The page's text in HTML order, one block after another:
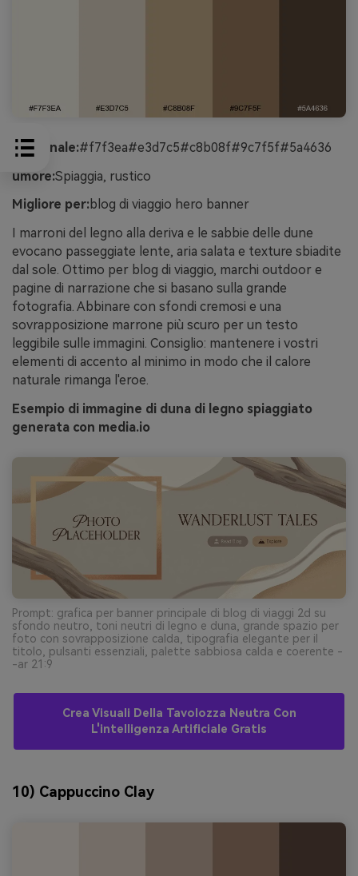
esagonale:#f7f3ea#e3d7c5#c8b08f#9c7f5f#5a4636
umore:Spiaggia, rustico
Migliore per:blog di viaggio hero banner
I marroni del legno alla deriva e le sabbie delle dune
evocano passeggiate lente, aria salata e texture sbiadite
dal sole. Ottimo per blog di viaggio, marchi outdoor e
pagine di narrazione che si basano sulla grande
fotografia. Abbinare con sfondi cremosi e una
sovrapposizione marrone più scuro per un testo
leggibile sulle immagini. Consiglio: mantenere i vostri
elementi di accento al minimo in modo che il calore
naturale rimanga l'eroe.
Esempio di immagine di duna di legno spiaggiato
generata con media.io
Prompt: grafica per banner principale di blog di viaggi 2d su
sfondo neutro, toni neutri di legno e duna, grande spazio per
foto con sovrapposizione calda, tipografia elegante per il
titolo, pulsanti essenziali, palette sabbiosa calda e coerente -
-ar 21:9
Crea Visuali Della Tavolozza Neutra Con
L'intelligenza Artificiale Gratis
10) Cappuccino Clay